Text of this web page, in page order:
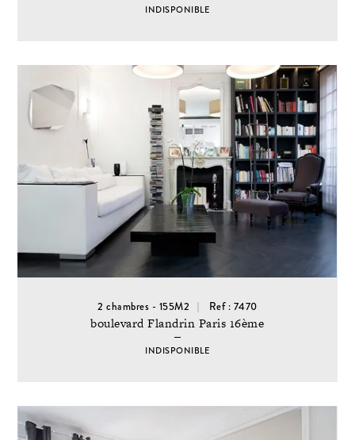
INDISPONIBLE
2 chambres - 155M2 Ref : 7470
boulevard Flandrin Paris 16ème
INDISPONIBLE